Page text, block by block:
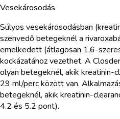
Vesekárosodás
Súlyos vesekárosodásban
szenvedő betegeknél a
emelkedett (átlagosan 1,6-
kockázatához vezethet. A
olyan betegeknél, akik kreatinin-
29 ml/perc között van.
betegeknél, akik kreatinin-
4.2 és 5.2 pont).